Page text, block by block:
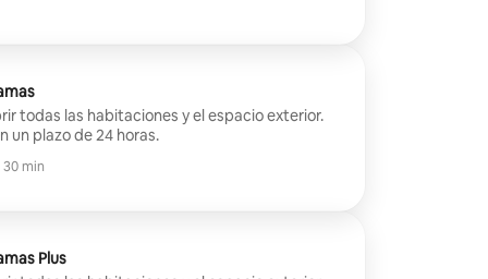
todas las habitaciones y el espacio exterior.
un plazo de 24 horas.
30 min
Plus